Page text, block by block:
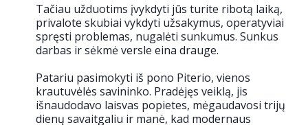
Tačiau užduotims įvykdyti jūs turite ribotą laiką,
privalote skubiai vykdyti užsakymus, operatyviai
spręsti problemas, nugalėti sunkumus. Sunkus
darbas ir sėkmė versle eina drauge.
Patariu pasimokyti iš pono Piterio, vienos
krautuvėlės savininko. Pradėjęs veiklą, jis
išnaudodavo laisvas popietes, mėgaudavosi trijų
dienų savaitgaliu ir manė, kad modernaus